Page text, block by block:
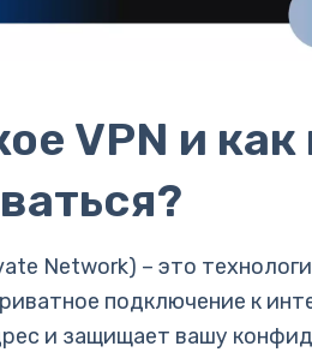
VPN и как
Network) – это
подключение к
и защищает вашу